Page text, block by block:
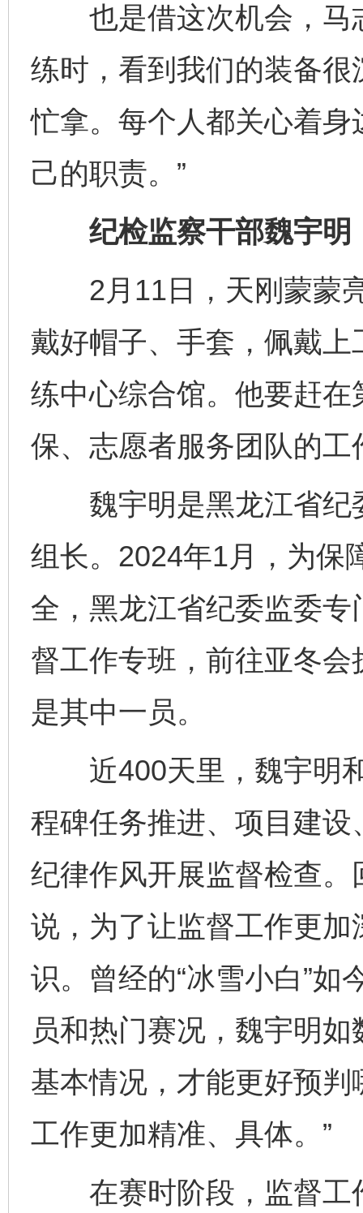
也是借这次机会，马志
练时，看到我们的装备
忙拿。每个人都关心着
己的职责。”
纪检监察干部魏宇明
2月11日，天刚蒙蒙亮
戴好帽子、手套，佩戴
练中心综合馆。他要赶
保、志愿者服务团队的
魏宇明是黑龙江省纪
组长。2024年1月，为保
全，黑龙江省纪委监委
督工作专班，前往亚冬
是其中一员。
近400天里，魏宇明和
程碑任务推进、项目建
纪律作风开展监督检查
说，为了让监督工作更
识。曾经的“冰雪小白”如
员和热门赛况，魏宇明
基本情况，才能更好预
工作更加精准、具体。”
在赛时阶段，监督工